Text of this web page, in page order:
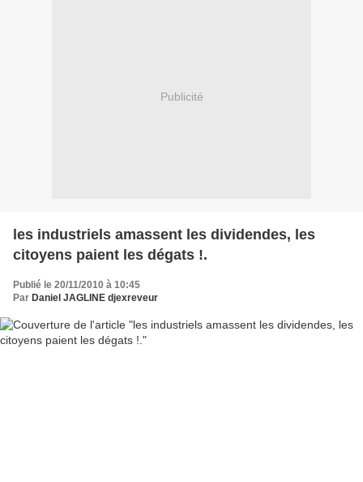
Publicité
les industriels amassent les dividendes, les
citoyens paient les dégats !.
Publié le 20/11/2010 à 10:45
Par Daniel JAGLINE djexreveur